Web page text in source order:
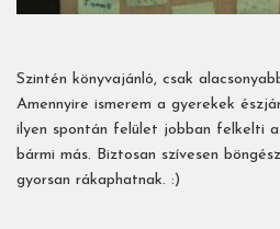
Szintén könyvajánló, csak
Amennyire ismerem a gyerekek
ilyen spontán felület jobban felkelti
bármi más. Biztosan szívesen
gyorsan rákaphatnak. :)